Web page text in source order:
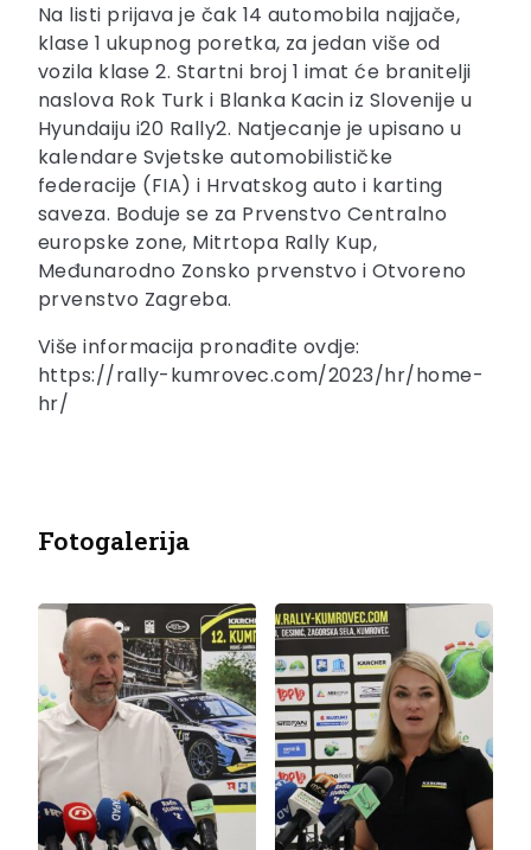
Na listi prijava je čak 14 automobila najjače,
klase 1 ukupnog poretka, za jedan više od
vozila klase 2. Startni broj 1 imat će branitelji
naslova Rok Turk i Blanka Kacin iz Slovenije u
Hyundaiju i20 Rally2. Natjecanje je upisano u
kalendare Svjetske automobilističke
federacije (FIA) i Hrvatskog auto i karting
saveza. Boduje se za Prvenstvo Centralno
europske zone, Mitrtopa Rally Kup,
Međunarodno Zonsko prvenstvo i Otvoreno
prvenstvo Zagreba.
Više informacija pronađite ovdje:
https://rally-kumrovec.com/2023/hr/home-
hr/
Fotogalerija